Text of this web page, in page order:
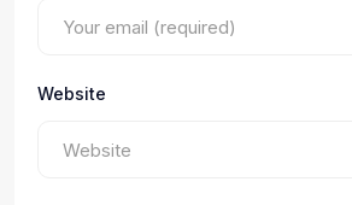
Website